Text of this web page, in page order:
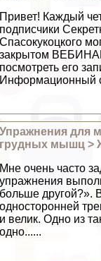
Привет! Каждый
подписчики
Спасокукоцкого
закрытом
посмотреть его
Информационный
Упражнения для
грудных мышц >
Мне очень часто
упражнения
больше другой?».
односторонней
и велик. Одно из
одно......